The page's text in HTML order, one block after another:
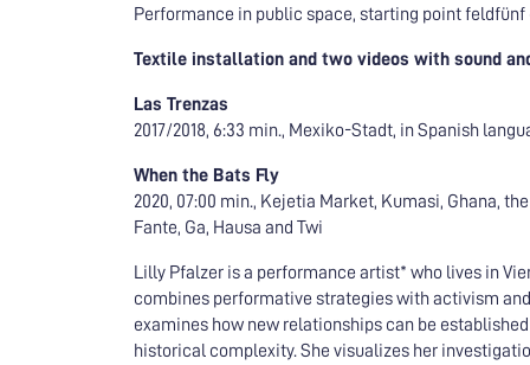
Performance in public space, starting point feldfünf
Textile installation and two videos with sound
Las Trenzas
2017/2018, 6:33 min., Mexiko-Stadt, in Spanish
When the Bats Fly
2020, 07:00 min., Kejetia Market, Kumasi, Ghana,
Fante, Ga, Hausa and Twi
Lilly Pfalzer is a performance artist* who lives in
combines performative strategies with activism
examines how new relationships can be
historical complexity. She visualizes her